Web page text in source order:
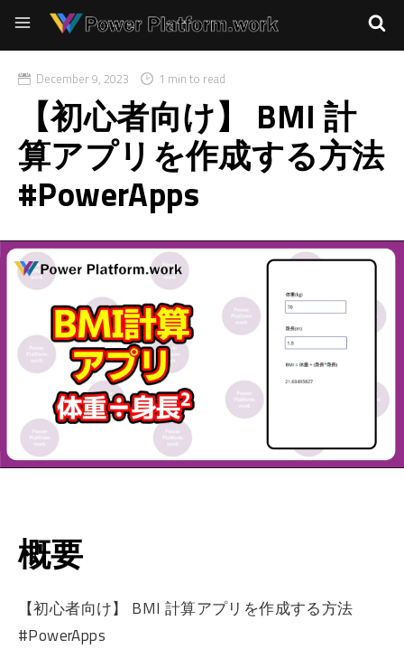
December 9, 2023 1 min to read
【初心者向け】 BMI 計
算アプリを作成する方法
#PowerApps
概要
【初心者向け】 BMI 計算アプリを作成する方法
#PowerApps